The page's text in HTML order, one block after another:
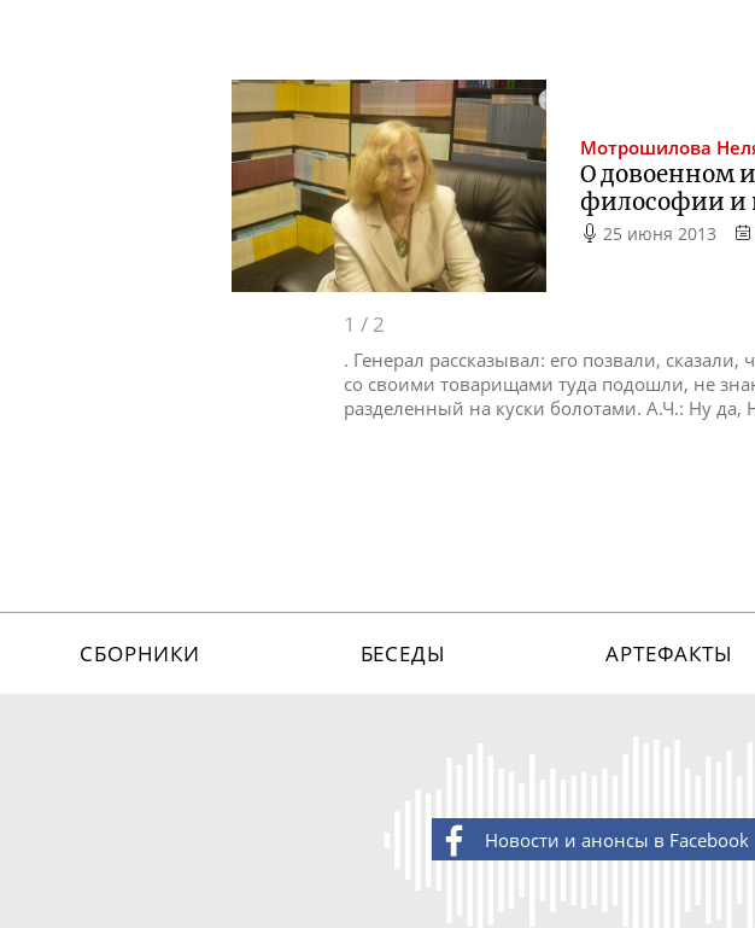
Мотрошилова
О довоенном и
философии и
25 июня 2013
1 / 2
. Генерал рассказывал: его позвали, сказали,
со своими товарищами туда подошли, не
разделенный на куски болотами. А.Ч.: Ну да,
СБОРНИКИ БЕСЕДЫ АРТЕФАКТЫ
Новости и анонсы в Facebook